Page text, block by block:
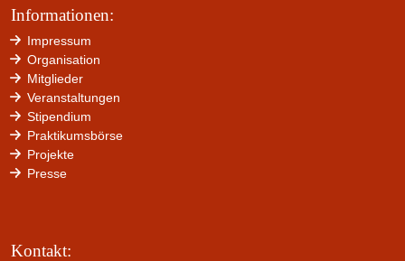
Informationen:
Impressum
Organisation
Mitglieder
Veranstaltungen
Stipendium
Praktikumsbörse
Projekte
Presse
Kontakt: